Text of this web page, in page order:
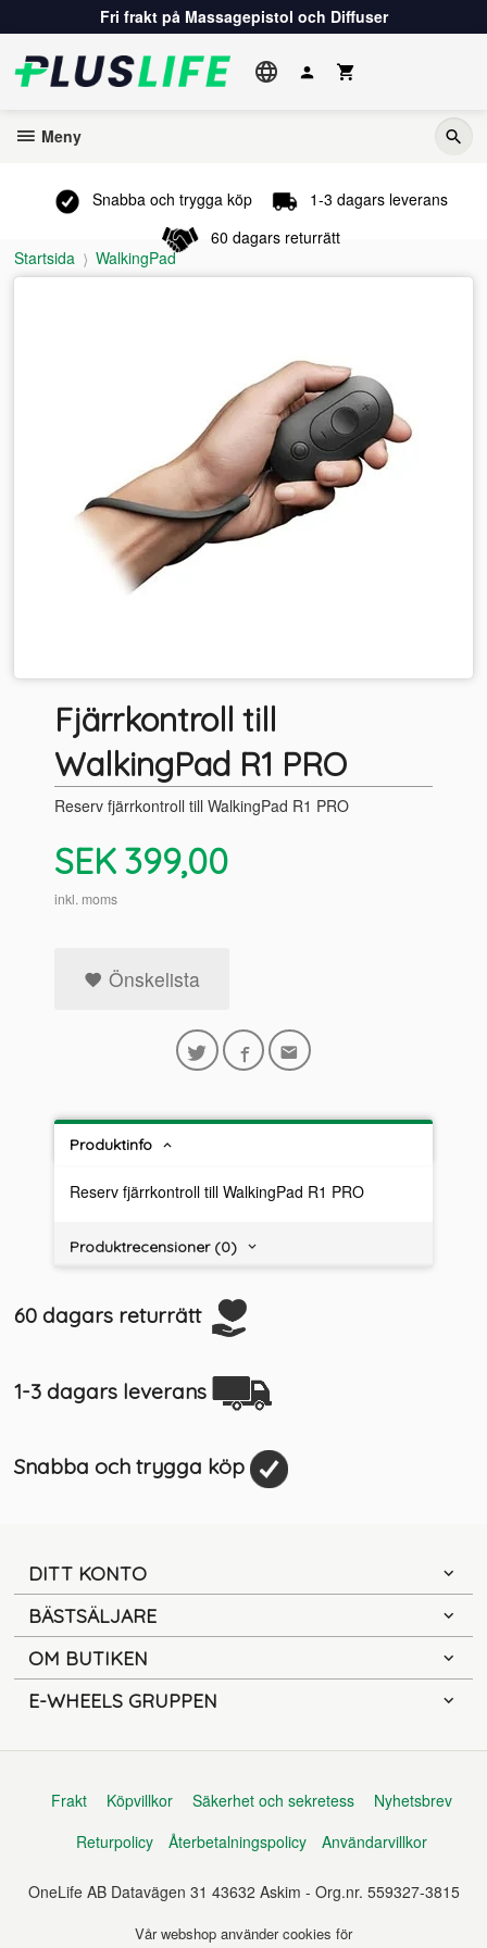
till
innehåll
Fri frakt på Massagepistol och Diffuser
Meny
Snabba och trygga köp
1-3 dagars leverans
60 dagars returrätt
Startsida
WalkingPad
Fjärrkontroll till
WalkingPad R1 PRO
Reserv fjärrkontroll till WalkingPad R1 PRO
Pris
SEK 399,00
inkl. moms
Önskelista
Produktinfo
Reserv fjärrkontroll till WalkingPad R1 PRO
Produktrecensioner (0)
60 dagars returrätt
1-3 dagars leverans
Snabba och trygga köp
DITT KONTO
BÄSTSÄLJARE
OM BUTIKEN
E-WHEELS GRUPPEN
Frakt Köpvillkor Säkerhet och sekretess
Nyhetsbrev
Returpolicy
Återbetalningspolicy Användarvillkor
OneLife AB Datavägen 31 43632 Askim - Org.nr. 559327-3815
Vår webshop använder cookies för